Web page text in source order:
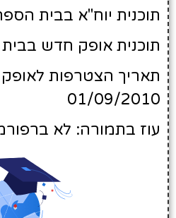
תוכנית יוח"א בבית
תוכנית אופק חדש בבית
תאריך הצטרפות
01/09/2010
עוז בתמורה: לא